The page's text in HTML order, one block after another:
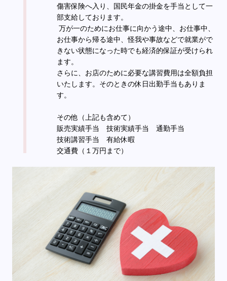
傷害保険へ入り、国民年金の掛金を手当として一
部支給しております。
万が一のためにお仕事に向かう途中、お仕事中、
お仕事から帰る途中、怪我や事故などで就業がで
きない状態になった時でも経済的保証が受けられ
ます。
さらに、お店のために必要な講習費用は全額負担
いたします。そのときの休日出勤手当もありま
す。
その他（上記も含めて）
販売実績手当 技術実績手当 通勤手当
技術講習手当 有給休暇
交通費（１万円まで）